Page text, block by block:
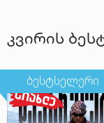
კვირის
ბესტსელერი